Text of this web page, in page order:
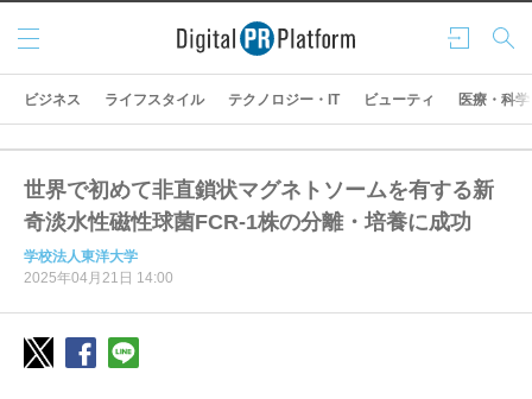
ログ
イン
検索
メニ
ュー
ビジネス ライフスタイル テクノロジー・IT ビューティ 医療・科学
世界で初めて非直鎖状マグネトソームを有する新
奇淡水性磁性球菌FCR-1株の分離・培養に成功
学校法人東洋大学
2025年04月21日 14:00